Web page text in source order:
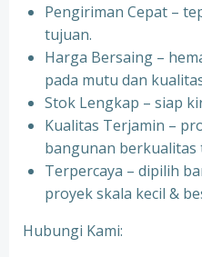
Pengiriman Cepat –
tujuan.
Harga Bersaing –
pada mutu dan
Stok Lengkap – siap
Kualitas Terjamin –
bangunan berkualitas
Terpercaya – dipilih
proyek skala kecil &
Hubungi